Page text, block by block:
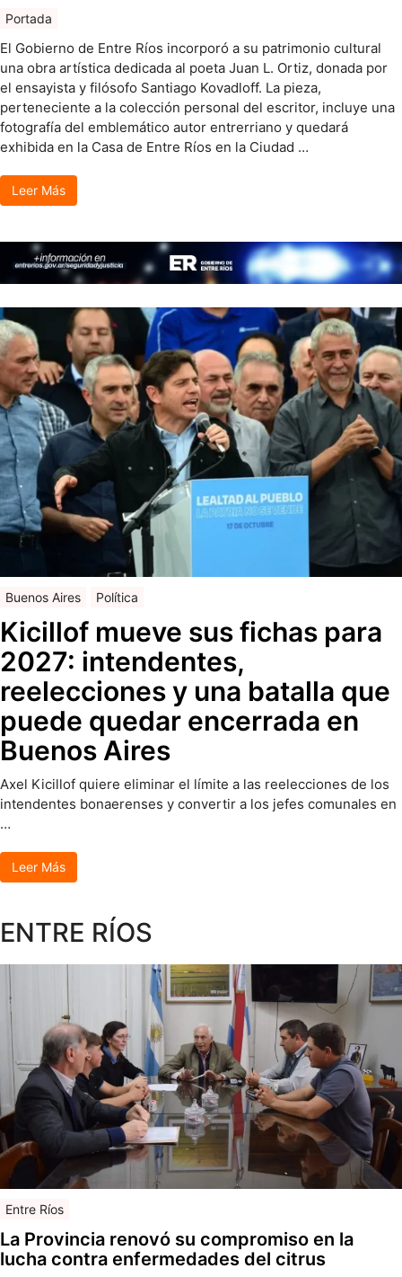
Portada
El Gobierno de Entre Ríos incorporó a su patrimonio cultural
una obra artística dedicada al poeta Juan L. Ortiz, donada por
el ensayista y filósofo Santiago Kovadloff. La pieza,
perteneciente a la colección personal del escritor, incluye una
fotografía del emblemático autor entrerriano y quedará
exhibida en la Casa de Entre Ríos en la Ciudad …
Leer Más
Buenos Aires Política
Kicillof mueve sus fichas para
2027: intendentes,
reelecciones y una batalla que
puede quedar encerrada en
Buenos Aires
Axel Kicillof quiere eliminar el límite a las reelecciones de los
intendentes bonaerenses y convertir a los jefes comunales en
…
Leer Más
ENTRE RÍOS
Entre Ríos
La Provincia renovó su compromiso en la
lucha contra enfermedades del citrus